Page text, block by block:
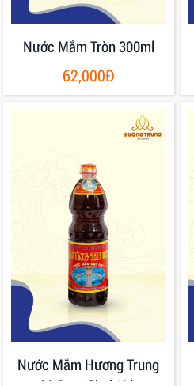
Nước Mắm Tròn 300ml
62,000Đ
Nước Mắm Hương Trung